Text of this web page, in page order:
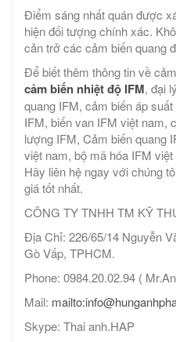
Điểm sáng nhất quán được
hiện đối tượng chính xác.
cản trở các cảm biến quang
Để biết thêm thông tin về
cảm biến nhiệt độ IFM, đại
quang IFM, cảm biến áp
IFM, biến van IFM việt nam,
lượng IFM, Cảm biến quang
việt nam, bộ mã hóa IFM
Hãy liên hệ ngay với chúng
giá tốt nhất.
CÔNG TY TNHH TM KỸ
Địa Chỉ: 226/65/14 Nguyễn
Gò Vấp, TPHCM.
Phone: 0984.20.02.94 (
Mail:
Skype: Thai anh.HAP